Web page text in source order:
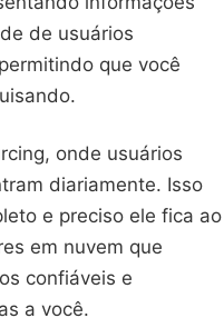
de usuários
que você
onde usuários
diariamente. Isso
e preciso ele fica ao
em nuvem que
confiáveis e
a você.